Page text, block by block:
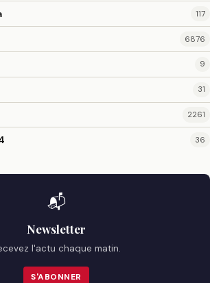
117
6876
9
31
2261
36
📬
Newsletter
l'actu chaque matin.
S'ABONNER